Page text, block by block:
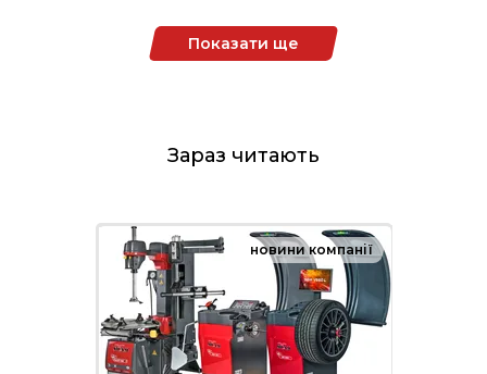
Показати ще
Зараз читають
новини компанії